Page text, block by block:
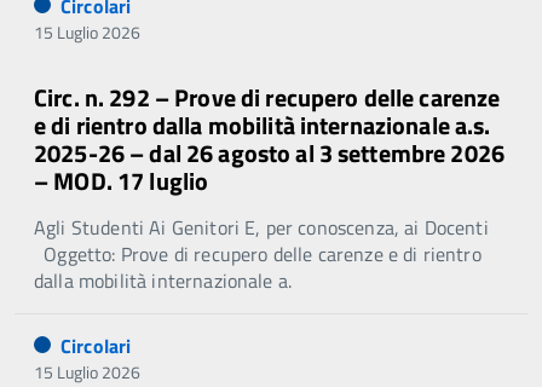
Circolari
15 Luglio 2026
Circ. n. 292 – Prove di recupero delle carenze
e di rientro dalla mobilità internazionale a.s.
2025-26 – dal 26 agosto al 3 settembre 2026
– MOD. 17 luglio
Agli Studenti Ai Genitori E, per conoscenza, ai Docenti
Oggetto: Prove di recupero delle carenze e di rientro
dalla mobilità internazionale a.
Circolari
15 Luglio 2026